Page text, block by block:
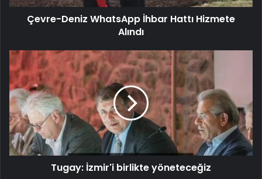
Çevre-Deniz WhatsApp İhbar Hattı Hizmete
Alındı
Tugay: İzmir'i birlikte yöneteceğiz